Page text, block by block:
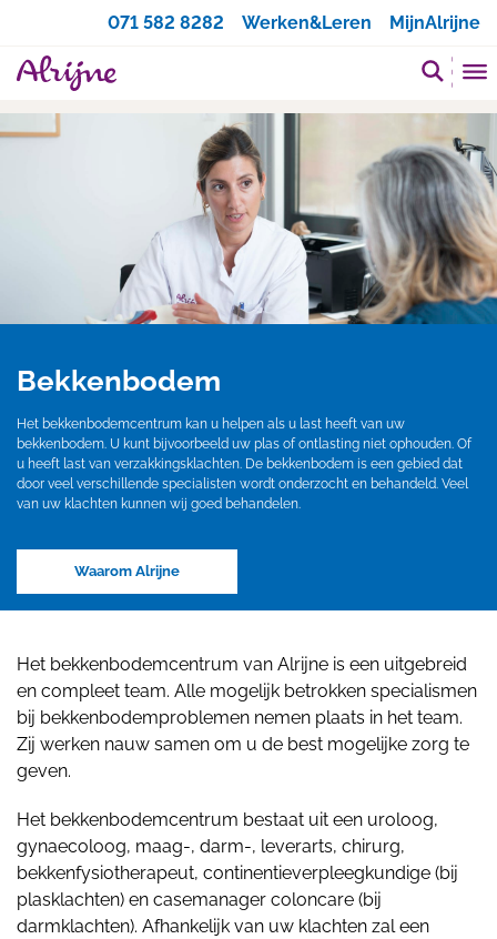
071 582 8282
Werken&Leren MijnAlrijne
Bekkenbodem
Het bekkenbodemcentrum kan u helpen als u last heeft van uw
bekkenbodem. U kunt bijvoorbeeld uw plas of ontlasting niet ophouden. Of
u heeft last van verzakkingsklachten. De bekkenbodem is een gebied dat
door veel verschillende specialisten wordt onderzocht en behandeld. Veel
van uw klachten kunnen wij goed behandelen.
Waarom Alrijne
Het bekkenbodemcentrum van Alrijne is een uitgebreid
en compleet team. Alle mogelijk betrokken specialismen
bij bekkenbodemproblemen nemen plaats in het team.
Zij werken nauw samen om u de best mogelijke zorg te
geven.
Het bekkenbodemcentrum bestaat uit een uroloog,
gynaecoloog, maag-, darm-, leverarts, chirurg,
bekkenfysiotherapeut, continentieverpleegkundige (bij
plasklachten) en casemanager coloncare (bij
darmklachten). Afhankelijk van uw klachten zal een